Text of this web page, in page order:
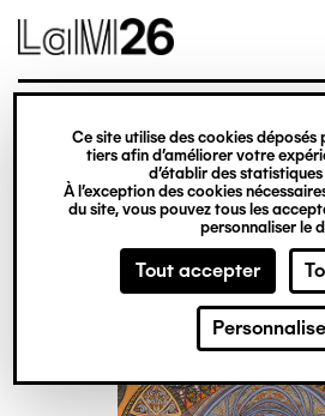
Gestion des cookies
Ce site utilise des cookies déposés
tiers afin d’améliorer votre
d’établir des
À l’exception des cookies
du site, vous pouvez tous les
personnaliser le
Tout accepter
Aller
au
contenu
principal
exposition
Obsession
Du 20 février 2026
au 31 décembre 2027